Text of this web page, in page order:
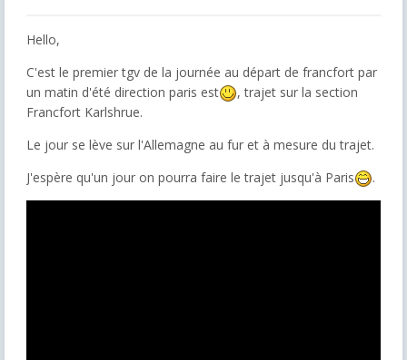
Hello,
C'est le premier tgv de la journée au départ de francfort par
un matin d'été direction paris est
, trajet sur la section
Francfort Karlshrue.
Le jour se lève sur l'Allemagne au fur et à mesure du trajet.
J'espère qu'un jour on pourra faire le trajet jusqu'à Paris
.